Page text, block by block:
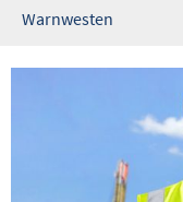
Warnwesten